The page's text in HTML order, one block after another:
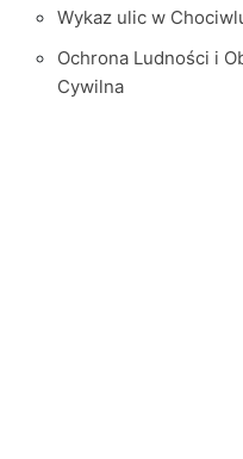
Wykaz ulic w
Ochrona Ludności i
Cywilna